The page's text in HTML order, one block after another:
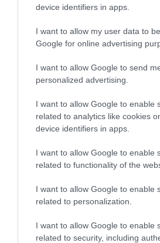
device identifiers in apps.
I want to allow my user data to
Google for online advertising
I want to allow Google to send
personalized advertising.
I want to allow Google to enable
related to analytics like cookies
device identifiers in apps.
I want to allow Google to enable
related to functionality of the
I want to allow Google to enable
related to personalization.
I want to allow Google to enable
related to security, including